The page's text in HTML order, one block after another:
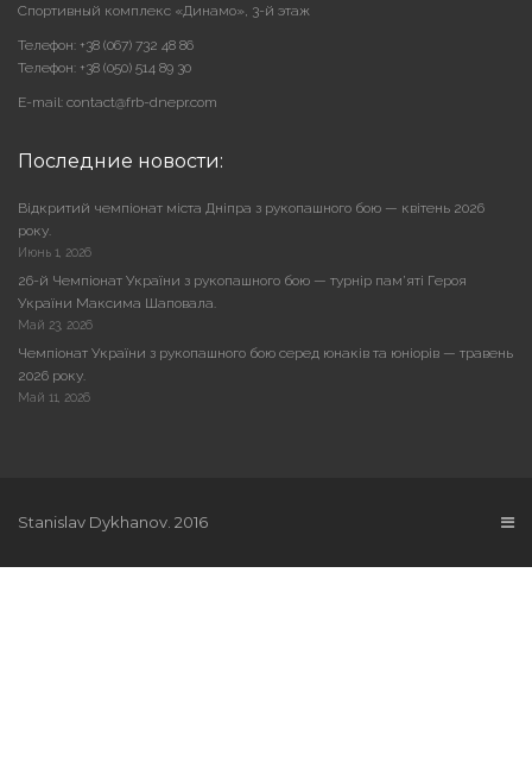
Cпортивный комплекс «Динамо», 3-й этаж
Телефон: +38 (067) 732 48 86
Телефон: +38 (050) 514 89 30
E-mail: contact@frb-dnepr.com
Последние новости:
Відкритий чемпіонат міста Дніпра з рукопашного бою — квітень 2026
року.
Июнь 1, 2026
26-й Чемпіонат України з рукопашного бою — турнір пам’яті Героя
України Максима Шаповала.
Май 23, 2026
Чемпіонат України з рукопашного бою серед юнаків та юніорів — травень
2026 року.
Май 11, 2026
Stanislav Dykhanov. 2016